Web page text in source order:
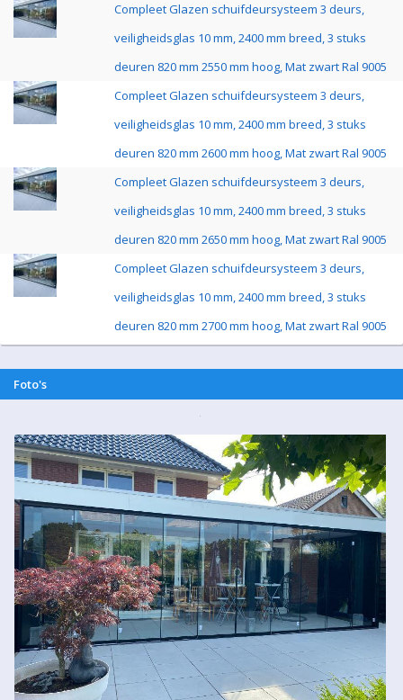
Compleet Glazen schuifdeursysteem 3 deurs,
veiligheidsglas 10 mm, 2400 mm breed, 3 stuks
deuren 820 mm 2550 mm hoog, Mat zwart Ral 9005
Compleet Glazen schuifdeursysteem 3 deurs,
veiligheidsglas 10 mm, 2400 mm breed, 3 stuks
deuren 820 mm 2600 mm hoog, Mat zwart Ral 9005
Compleet Glazen schuifdeursysteem 3 deurs,
veiligheidsglas 10 mm, 2400 mm breed, 3 stuks
deuren 820 mm 2650 mm hoog, Mat zwart Ral 9005
Compleet Glazen schuifdeursysteem 3 deurs,
veiligheidsglas 10 mm, 2400 mm breed, 3 stuks
deuren 820 mm 2700 mm hoog, Mat zwart Ral 9005
Foto's